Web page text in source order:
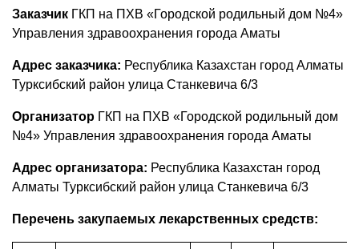
Заказчик ГКП на ПХВ «Городской родильный дом №4»
Управления здравоохранения города Аматы
Адрес заказчика: Республика Казахстан город Алматы
Турксибский район улица Станкевича 6/3
Организатор ГКП на ПХВ «Городской родильный дом
№4» Управления здравоохранения города Аматы
Адрес организатора: Республика Казахстан город
Алматы Турксибский район улица Станкевича 6/3
Перечень закупаемых лекарственных средств: